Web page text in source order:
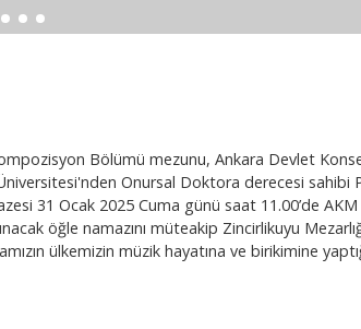
Bölümü mezunu, Ankara Devlet
Onursal Doktora derecesi sahibi
31 Ocak 2025 Cuma günü saat 11.00’de
öğle namazını müteakip Zincirlikuyu
ülkemizin müzik hayatına ve birikimine